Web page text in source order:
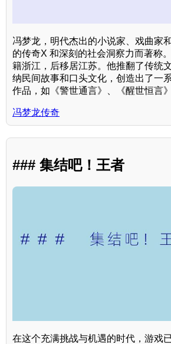
冯梦龙，明代杰出的小说家、戏曲家
的传奇X 和深刻的社会洞察力而著称
籍浙江，后移居江苏。他推翻了传统
纳民间故事和口头文化，创造出了一
作品，如《警世通言》、《醒世恒言
冯梦龙传奇
### 集结吧！王者
在这个充满挑战与机遇的时代，游戏